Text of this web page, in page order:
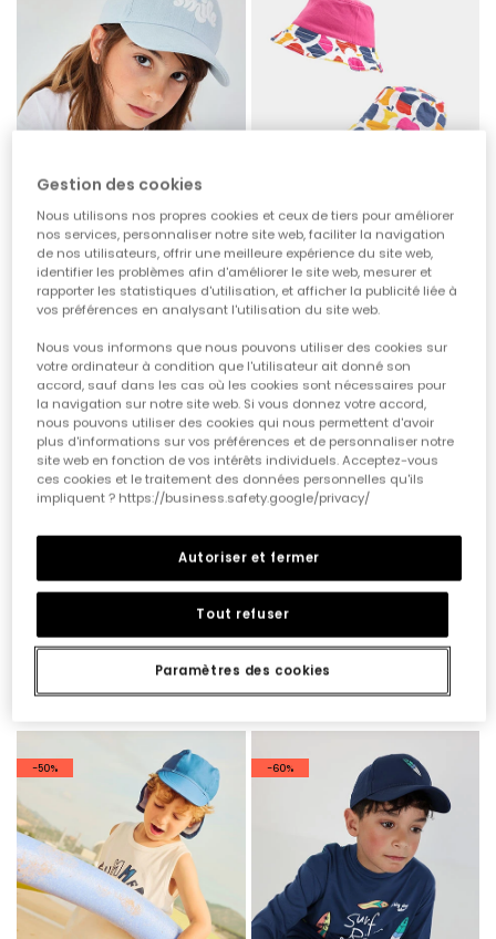
Casquette en denim délavé avec broderie
19,95 €
9,95 €
Bob réversible imprimé
15,95 €
7,95 €
-60% -60%
Bonnet beige
-50% -60%
Gestion des cookies
Nous utilisons nos propres cookies et ceux de tiers pour améliorer
nos services, personnaliser notre site web, faciliter la navigation
de nos utilisateurs, offrir une meilleure expérience du site web,
identifier les problèmes afin d'améliorer le site web, mesurer et
rapporter les statistiques d'utilisation, et afficher la publicité liée à
vos préférences en analysant l'utilisation du site web.
Nous vous informons que nous pouvons utiliser des cookies sur
votre ordinateur à condition que l'utilisateur ait donné son
accord, sauf dans les cas où les cookies sont nécessaires pour
la navigation sur notre site web. Si vous donnez votre accord,
nous pouvons utiliser des cookies qui nous permettent d'avoir
plus d'informations sur vos préférences et de personnaliser notre
site web en fonction de vos intérêts individuels. Acceptez-vous
ces cookies et le traitement des données personnelles qu'ils
impliquent ? https://business.safety.google/privacy/
Paramètres des cookies
Tout refuser
Autoriser et fermer